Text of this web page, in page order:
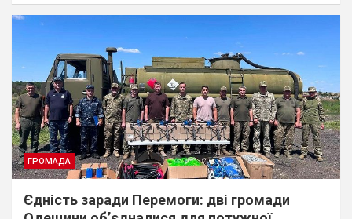
ГРОМАДА
Єдність заради Перемоги: дві громади